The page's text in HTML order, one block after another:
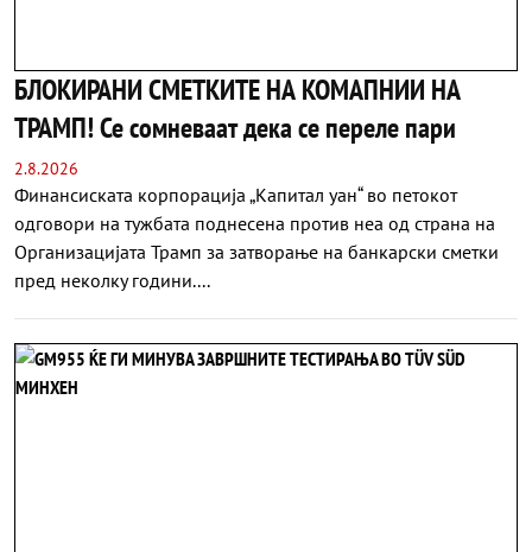
БЛОКИРАНИ СМЕТКИТЕ НА КОМАПНИИ НА
ТРАМП! Се сомневаат дека се переле пари
2.8.2026
Финансиската корпорација „Капитал уан“ во петокот
одговори на тужбата поднесена против неа од страна на
Организацијата Трамп за затворање на банкарски сметки
пред неколку години....